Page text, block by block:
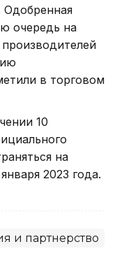
Одобренная
очередь на
в торговом
10
на
2023 года.
и партнерство